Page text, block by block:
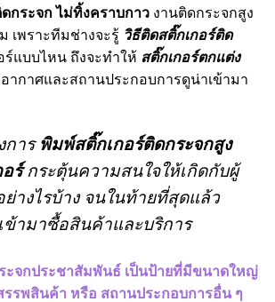
กระจก ไม่ทิ้งคราบกาว งานติดกระจกสูง
เพราะทีมช่างจะรู้ วิธีติดสติ๊กเกอร์ติด
ร์แบบไหน ถึงจะทำให้ สติ๊กเกอร์ตกแต่ง
ากาศและสถานประกอบการดูน่าเข้ามา
การ พิมพ์สติ๊กเกอร์ติดกระจกสูง
ร์กระตุ้นความสนใจให้เกิดกับผู้
ย่างไรบ้าง จนในท้ายที่สุดแล้ว
ข้ามาซื้อสินค้าและบริการ
ะจกประชาสัมพันธ์ เป็นป้ายที่มีขนาดใหญ่
รพสินค้า หรือ สถานประกอบการอื่น ๆ